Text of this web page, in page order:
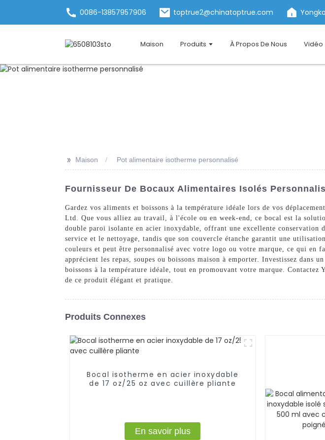
0086-13857957906 toptrue2@chinatoptrue.com
Maison Produits À Propos De Nous Vidéo
>> Maison Pot alimentaire isotherme personnalisé
Fournisseur De Bocaux Alimentaires Isolés
Gardez vos aliments et boissons à la température idéale lors de vos
Ltd. Que vous alliez au travail, à l'école ou en week-end, ce bocal est la
double paroi isolante en acier inoxydable, offrant une excellente
service et le nettoyage, tandis que son couvercle étanche garantit une
couleurs et peut être personnalisé avec votre logo ou votre marque, ce qui
apprécient les repas, soupes ou boissons maison à emporter. Investissez dans
boissons à la température idéale, tout en promouvant votre marque.
de ce produit élégant et pratique.
Produits Connexes
Bocal isotherme en acier inoxydable
de 17 oz/25 oz avec cuillère pliante
En savoir plus